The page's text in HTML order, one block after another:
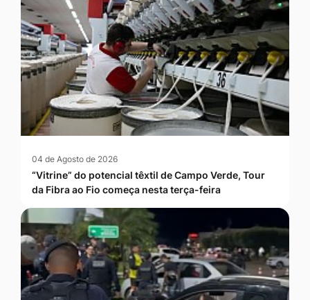
04 de Agosto de 2026
“Vitrine” do potencial têxtil de Campo Verde, Tour
da Fibra ao Fio começa nesta terça-feira